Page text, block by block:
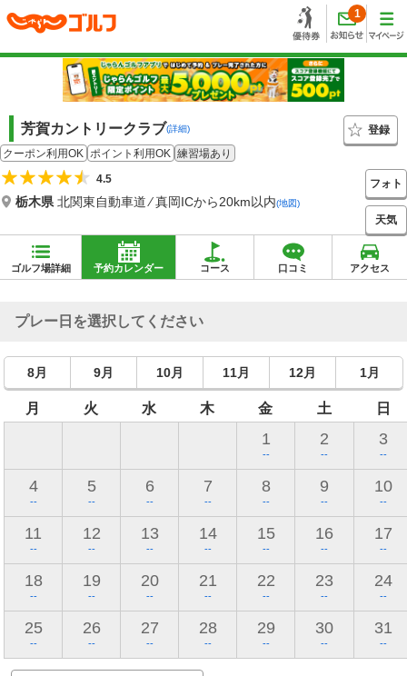
1
芳賀カントリークラブ(詳細)
登録
クーポン利用OK ポイント利用OK 練習場あり
4.5
栃木県北関東自動車道 ⁄ 真岡ICから20km以内(地図)
フォト
天気
ゴルフ場詳細 予約カレンダー コース 口コミ アクセス
プレー日を選択してください
8月 9月 10月 11月 12月 1月
月 火 水 木 金 土 日
1
--
2
--
3
--
4
--
5
--
6
--
7
--
8
--
9
--
10
--
11
--
12
--
13
--
14
--
15
--
16
--
17
--
18
--
19
--
20
--
21
--
22
--
23
--
24
--
25
--
26
--
27
--
28
--
29
--
30
--
31
--